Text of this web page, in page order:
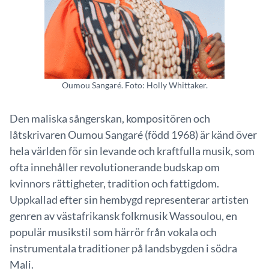
Oumou Sangaré. Foto: Holly Whittaker.
Den maliska sångerskan, kompositören och
låtskrivaren Oumou Sangaré (född 1968) är känd över
hela världen för sin levande och kraftfulla musik, som
ofta innehåller revolutionerande budskap om
kvinnors rättigheter, tradition och fattigdom.
Uppkallad efter sin hembygd representerar artisten
genren av västafrikansk folkmusik Wassoulou, en
populär musikstil som härrör från vokala och
instrumentala traditioner på landsbygden i södra
Mali.